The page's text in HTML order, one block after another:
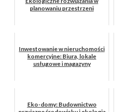
planowaniu przestrzeni
Inwestowanie w nieruchomości
komercyjne: Biura, lokale
usługowe i magazyny
Eko-domy: Budownictwo